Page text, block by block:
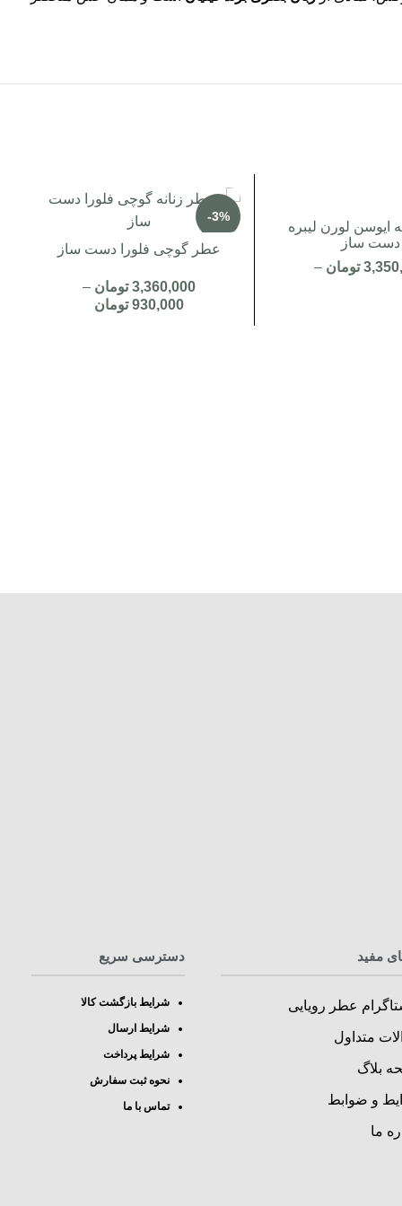
ایوسن لورن لیبره
دست ساز
تومان –
-3%
عطر گوچی فلورا دست ساز
3,360,000 تومان –
930,000 تومان
مفید
عطر رویایی
متداول
بلاگ
و ضوابط
ما
دسترسی سریع
شرایط بازگشت کالا
شرایط ارسال
شرایط پرداخت
نحوه ثبت سفارش
تماس با ما